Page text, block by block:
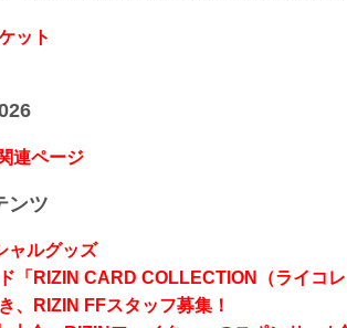
ット
連ページ
ンツ
ャルグッズ
「RIZIN CARD COLLECTION（ライコレ
、RIZIN FFスタッフ募集！